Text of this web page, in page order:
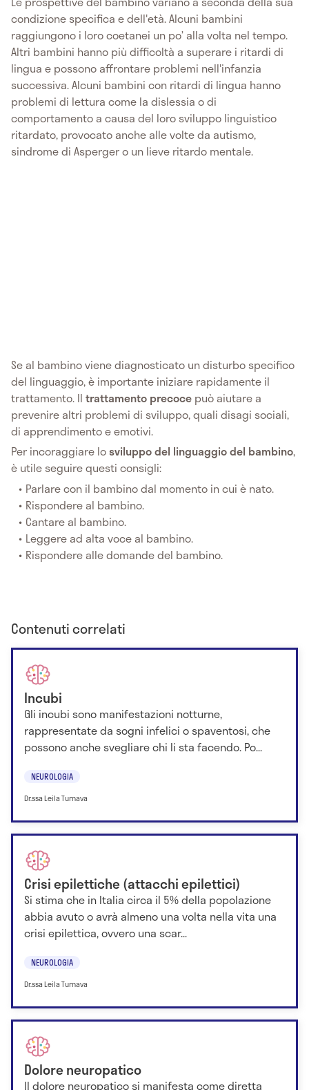
condizione specifica e dell'età. Alcuni bambini
raggiungono i loro coetanei un po’ alla volta nel tempo.
Altri bambini hanno più difficoltà a superare i ritardi di
lingua e possono affrontare problemi nell'infanzia
successiva. Alcuni bambini con ritardi di lingua hanno
problemi di lettura come la dislessia o di
comportamento a causa del loro sviluppo linguistico
ritardato, provocato anche alle volte da autismo,
sindrome di Asperger o un lieve ritardo mentale.
Se al bambino viene diagnosticato un disturbo specifico
del linguaggio, è importante iniziare rapidamente il
trattamento. Il trattamento precoce può aiutare a
prevenire altri problemi di sviluppo, quali disagi sociali,
di apprendimento e emotivi.
Per incoraggiare losviluppo del linguaggio del bambino,
è utile seguire questi consigli:
Parlare con il bambino dal momento in cui è nato.
Rispondere al bambino.
Cantare al bambino.
Leggere ad alta voce al bambino.
Rispondere alle domande del bambino.
Contenuti correlati
Incubi
Gli incubi sono manifestazioni notturne,
rappresentate da sogni infelici o spaventosi, che
possono anche svegliare chi li sta facendo. Po...
NEUROLOGIA
Dr.ssa Leila Turnava
Crisi epilettiche (attacchi epilettici)
Si stima che in Italia circa il 5% della popolazione
abbia avuto o avrà almeno una volta nella vita una
crisi epilettica, ovvero una scar...
NEUROLOGIA
Dr.ssa Leila Turnava
Dolore neuropatico
Il dolore neuropatico si manifesta come diretta